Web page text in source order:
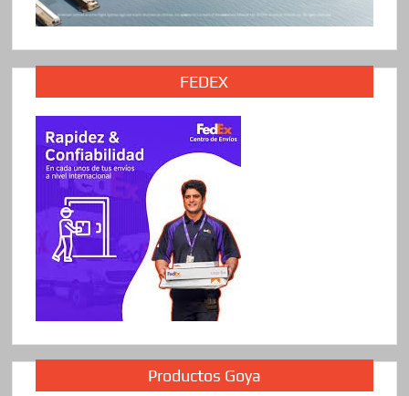
FEDEX
Productos Goya